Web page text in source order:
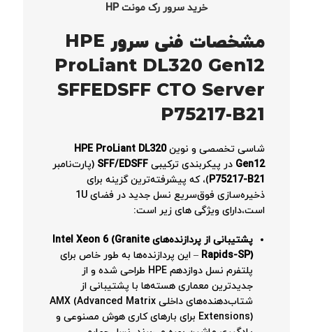
خرید سرور رک مونت HP
مشخصات فنی سرور HPE
ProLiant DL320 Gen12
SFFEDSFF CTO Server
P75217-B21
شاسی تخصصی و نوینHPE ProLiant DL320
Gen12 در پیکربندی ترکیبی SFF/EDSFF (پارت‌نامبر
P75217-B21)، که پیشرفته‌ترین گزینه برای
ذخیره‌سازی فوق‌سریع نسل جدید در فضای 1U
است،دارای ویژگی های زیر است:
پشتیبانی از پردازنده‌های Intel Xeon 6 (Granite
Rapids-SP) – این پردازنده‌ها به طور خاص برای
پلتفرم نسل دوازدهم HPE طراحی شده و از
جدیدترین معماری هسته‌ها با پشتیبانی از
شتاب‌دهنده‌های داخلی AMX (Advanced Matrix
Extensions) برای بارهای کاری هوش مصنوعی و